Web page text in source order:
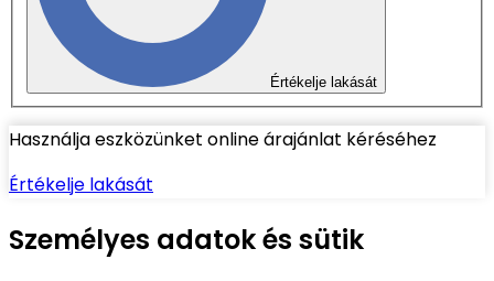
Értékelje lakását
Használja eszközünket online árajánlat kéréséhez
Értékelje lakását
Személyes adatok és sütik